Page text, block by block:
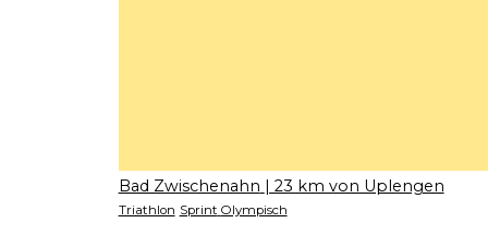
Bad Zwischenahn | 23 km von Uplengen
Triathlon Sprint Olympisch